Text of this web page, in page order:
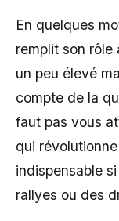
En quelques
remplit son rôle
un peu élevé
compte de la
faut pas vous
qui
indispensable
rallyes ou des